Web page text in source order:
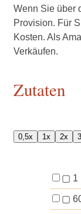
Wenn Sie über
Provision. Für
Kosten. Als
Verkäufen.
Zutaten
0,5x 1x 2x
▢ 1
▢